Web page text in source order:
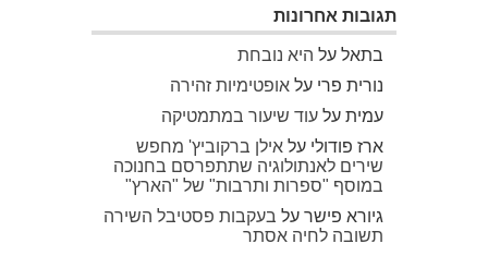
תגובות אחרונות
בתאל על היא נובחת
נורית פרי על אופטימיות זהירה
עמית על עוד שיעור במתמטיקה
ארז פודולי על אילן ברקוביץ' מחפש
שירים לאנתולוגיה שתתפרסם בחנוכה
במוסף "ספרות ותרבות" של "הארץ"
גיורא פישר על בעקבות פסטיבל השירה
תשובה לחיה אסתר